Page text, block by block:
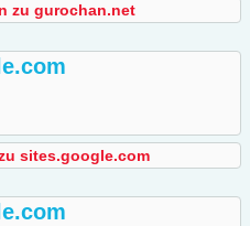
zu gurochan.net
sites.google.com